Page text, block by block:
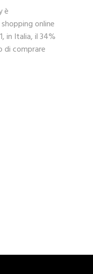
è
online
in Italia, il 34%
di comprare